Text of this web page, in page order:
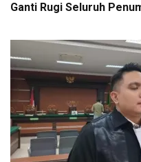
Ganti Rugi Seluruh